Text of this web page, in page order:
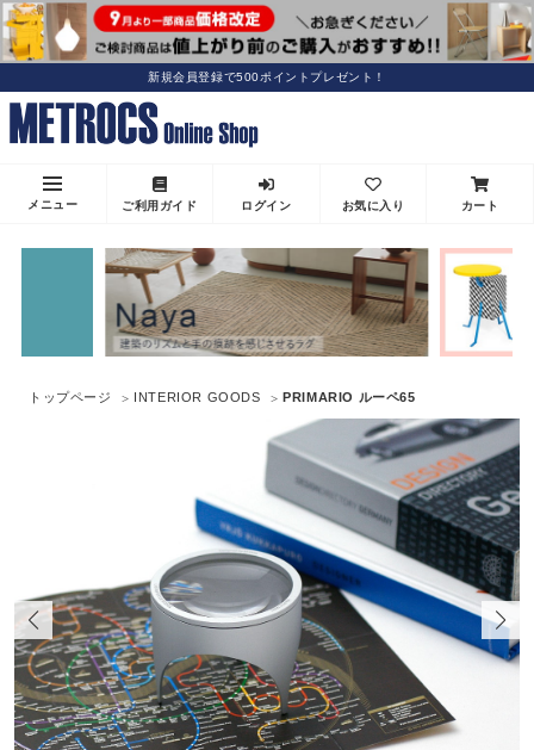
新規会員登録で500ポイントプレゼント！
メニュー ご利用ガイド ログイン お気に入り カート
トップページ INTERIOR GOODS PRIMARIO ルーペ65